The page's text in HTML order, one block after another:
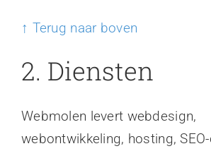
↑ Terug naar boven
2. Diensten
Webmolen levert webdesign,
webontwikkeling, hosting,